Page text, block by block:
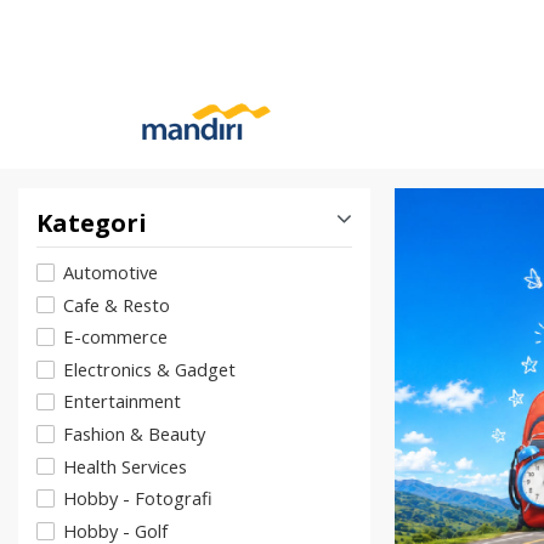
Kategori
Automotive
Cafe & Resto
E-commerce
Electronics & Gadget
Entertainment
Fashion & Beauty
Health Services
Hobby - Fotografi
Hobby - Golf